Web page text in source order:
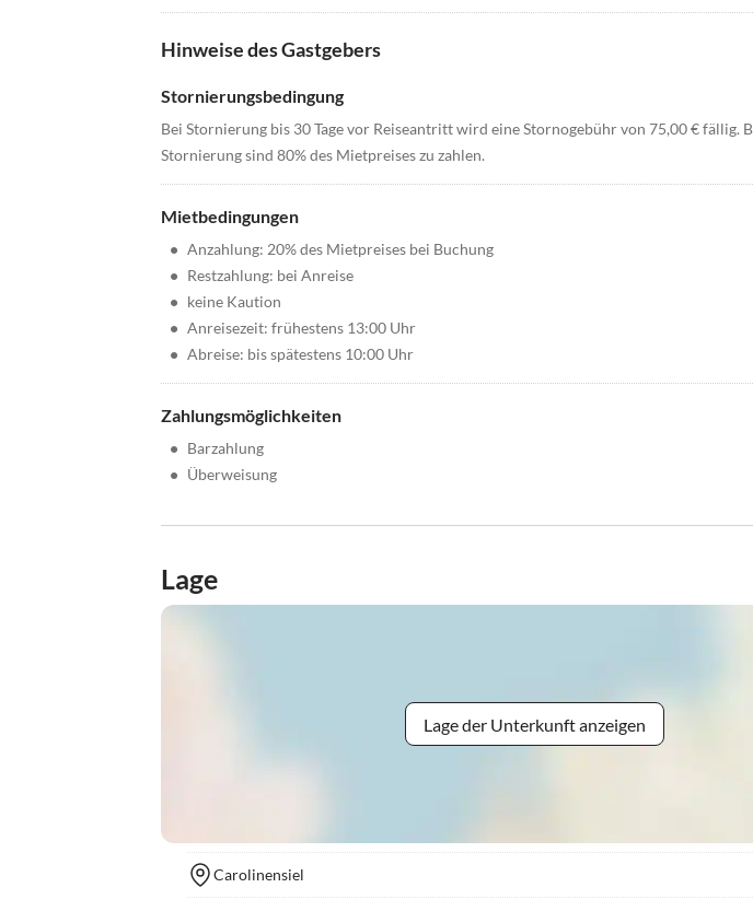
Hinweise des Gastgebers
Stornierungsbedingung
Bei Stornierung bis 30 Tage vor Reiseantritt wird eine Stornogebühr von 75,00 € fällig.
Stornierung sind 80% des Mietpreises zu zahlen.
Mietbedingungen
• Anzahlung: 20% des Mietpreises bei Buchung
• Restzahlung: bei Anreise
• keine Kaution
• Anreisezeit: frühestens 13:00 Uhr
• Abreise: bis spätestens 10:00 Uhr
Zahlungsmöglichkeiten
• Barzahlung
• Überweisung
Lage
Lage der Unterkunft anzeigen
Carolinensiel